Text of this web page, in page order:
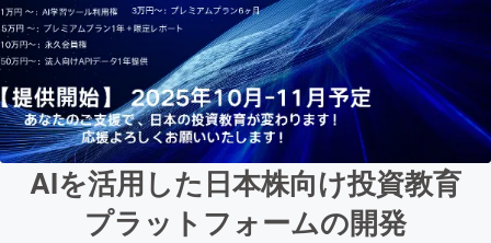
AIを活用した日本株向け投資教育
プラットフォームの開発